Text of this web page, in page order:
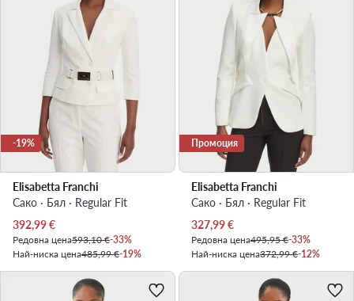
-19%
Elisabetta Franchi
Сако · Бял · Regular Fit
Актуална цена
392,99€
Редовна цена593,10 €-33%
Най-ниска цена485,99 €-19%
Промоция
Elisabetta Franchi
Сако · Бял · Regular Fit
Актуална цена
327,99€
Редовна цена495,95 €-33%
Най-ниска цена372,99 €-12%